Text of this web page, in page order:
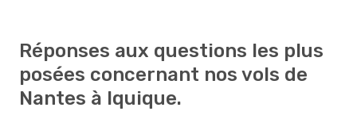
Réponses aux questions les plus
posées concernant nos vols de
Nantes à Iquique.